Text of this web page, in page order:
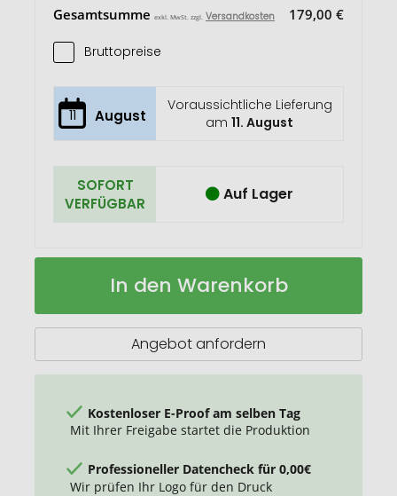
Gesamtsumme exkl. MwSt. zzgl. Versandkosten 179,00 €
Bruttopreise
11 August
Voraussichtliche Lieferung
am11. August
SOFORT
VERFÜGBAR
Auf Lager
Brotdose
Auf
In den Warenkorb
Angebot anfordern
Kostenloser E-Proof am selben Tag
Mit Ihrer Freigabe startet die Produktion
Professioneller Datencheck für 0,00€
Wir prüfen Ihr Logo für den Druck